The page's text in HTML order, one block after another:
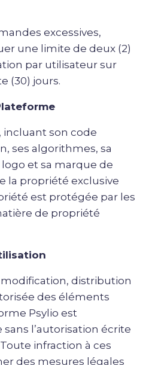
excessives,
une limite de deux (2)
par utilisateur sur
(30) jours.
incluant son code
ses algorithmes, sa
et sa marque de
la propriété exclusive
est protégée par les
de propriété
distribution
des éléments
Psylio est
l’autorisation écrite
infraction à ces
des mesures légales